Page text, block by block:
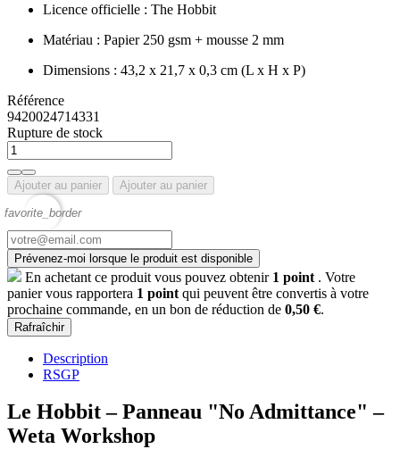
Licence officielle : The Hobbit
Matériau : Papier 250 gsm + mousse 2 mm
Dimensions : 43,2 x 21,7 x 0,3 cm (L x H x P)
Référence
9420024714331
Rupture de stock
Ajouter au panier Ajouter au panier
favorite_border
Prévenez-moi lorsque le produit est disponible
En achetant ce produit vous pouvez obtenir 1 point . Votre
panier vous rapportera 1 point qui peuvent être convertis à votre
prochaine commande, en un bon de réduction de 0,50 €.
Description
RSGP
Le Hobbit – Panneau "No Admittance" –
Weta Workshop